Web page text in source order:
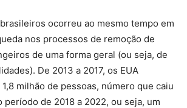
ocorreu ao mesmo tempo em
nos processos de remoção de
de uma forma geral (ou seja, de
De 2013 a 2017, os EUA
milhão de pessoas, número que caiu
período de 2018 a 2022, ou seja, um